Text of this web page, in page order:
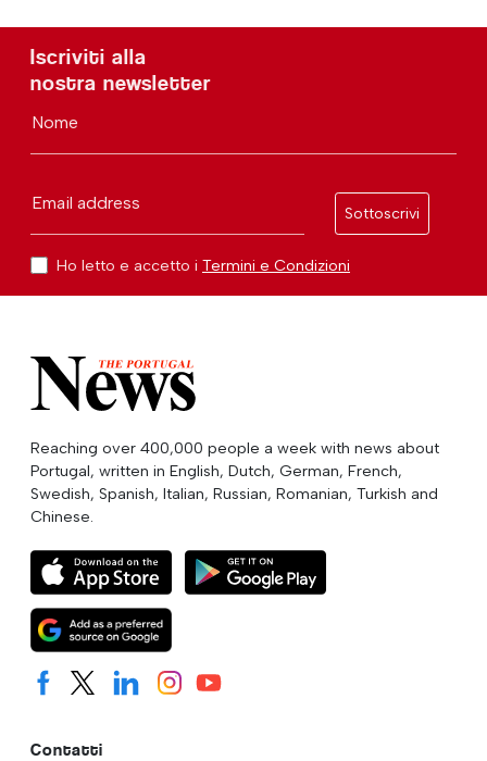
Iscriviti alla
nostra newsletter
Nome
Email address
Sottoscrivi
Ho letto e accetto i Termini e Condizioni
Reaching over 400,000 people a week with news about
Portugal, written in English, Dutch, German, French,
Swedish, Spanish, Italian, Russian, Romanian, Turkish and
Chinese.
Contatti